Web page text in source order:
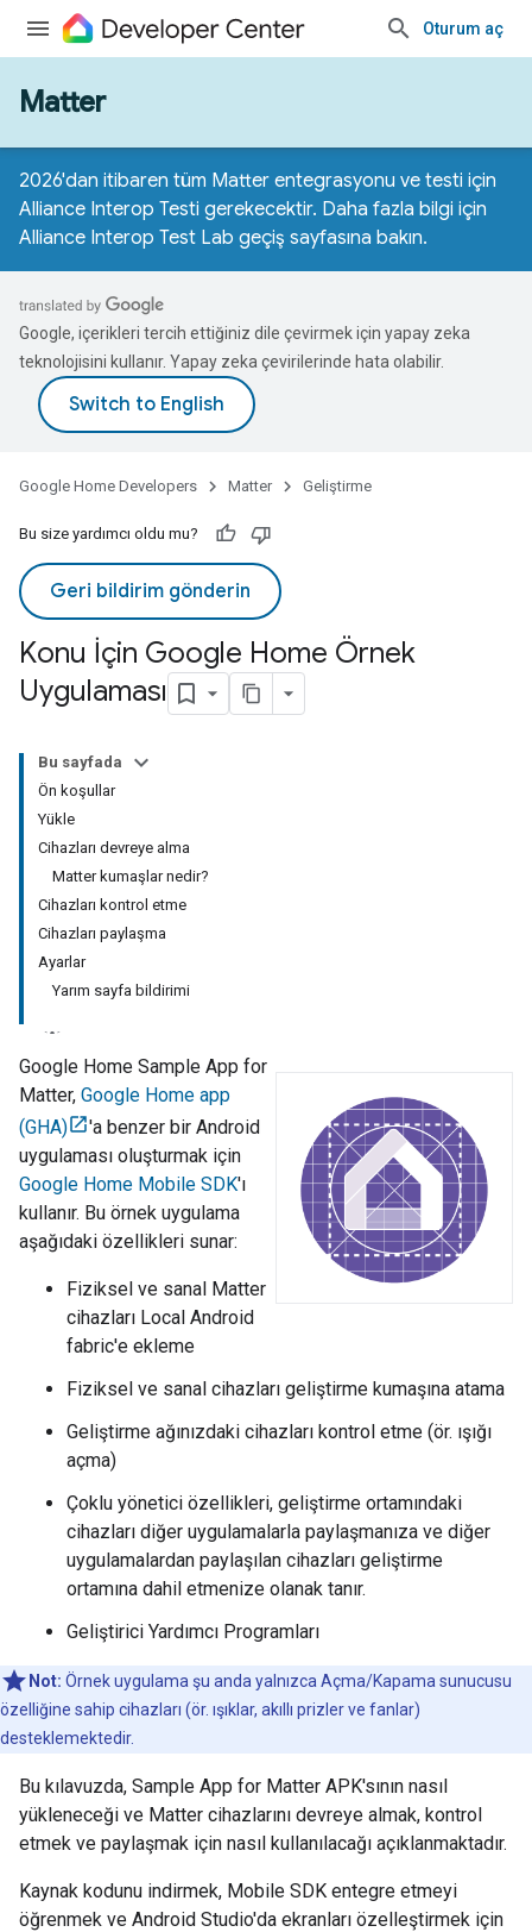
Oturum aç
Matter
2026'dan itibaren tüm Matter entegrasyonu ve testi için
Alliance Interop Testi gerekecektir. Daha fazla bilgi için
Alliance Interop Test Lab geçiş sayfasına bakın.
Google, içerikleri tercih ettiğiniz dile çevirmek için yapay zeka
teknolojisini kullanır. Yapay zeka çevirilerinde hata olabilir.
Google Home Developers Matter Geliştirme
Bu size yardımcı oldu mu?
Geri bildirim gönderin
Konu İçin Google Home Örnek
Uygulaması
Bu sayfada
Ön koşullar
Yükle
Cihazları devreye alma
Matter kumaşlar nedir?
Cihazları kontrol etme
Cihazları paylaşma
Ayarlar
Yarım sayfa bildirimi
Google Home Sample App for
Matter, Google Home app
(GHA)
'a benzer bir Android
uygulaması oluşturmak için
Google Home Mobile SDK'ı
kullanır. Bu örnek uygulama
aşağıdaki özellikleri sunar:
Fiziksel ve sanal Matter
cihazları Local Android
fabric'e ekleme
Fiziksel ve sanal cihazları geliştirme kumaşına atama
Geliştirme ağınızdaki cihazları kontrol etme (ör. ışığı
açma)
Çoklu yönetici özellikleri, geliştirme ortamındaki
cihazları diğer uygulamalarla paylaşmanıza ve diğer
uygulamalardan paylaşılan cihazları geliştirme
ortamına dahil etmenize olanak tanır.
Geliştirici Yardımcı Programları
Not: Örnek uygulama şu anda yalnızca Açma/Kapama sunucusu
özelliğine sahip cihazları (ör. ışıklar, akıllı prizler ve fanlar)
desteklemektedir.
Bu kılavuzda, Sample App for Matter APK'sının nasıl
yükleneceği ve Matter cihazlarını devreye almak, kontrol
etmek ve paylaşmak için nasıl kullanılacağı açıklanmaktadır.
Kaynak kodunu indirmek, Mobile SDK entegre etmeyi
öğrenmek ve Android Studio'da ekranları özelleştirmek için